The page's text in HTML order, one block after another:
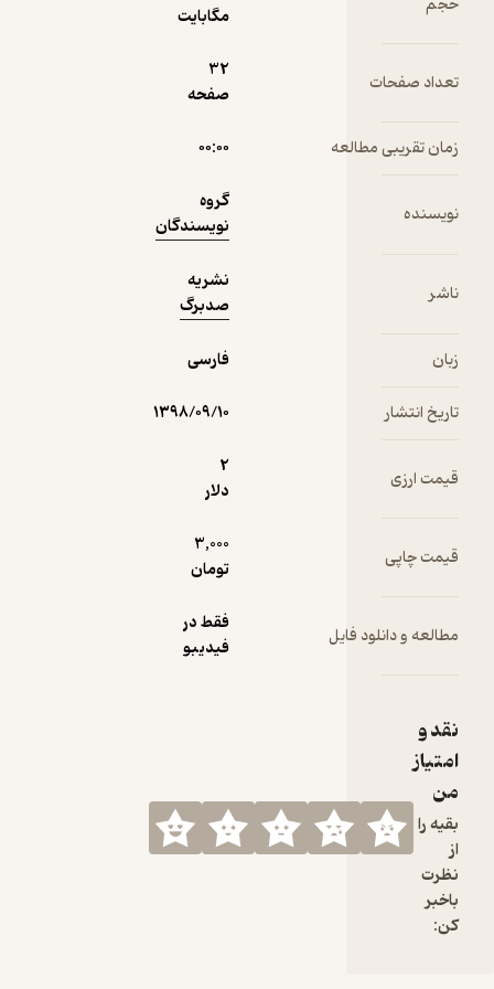
"شانگهای"
مگابایت
تعداد صفحات
32
صفحه
زمان تقریبی مطالعه ۰۰:۰۰
نویسنده
گروه
نویسندگان
ناشر
نشریه
صدبرگ
زبان فارسی
تاریخ انتشار ۱۳۹۸/۰۹/۱۰
قیمت ارزی
دلار
قیمت چاپی
3,000
تومان
مطالعه و دانلود فایل
فقط در
فیدیبو
نقد و
امتیاز
من
بقیه را
نظرت
باخبر
کن:
نشریه صدبرگ
منتظر امتیاز